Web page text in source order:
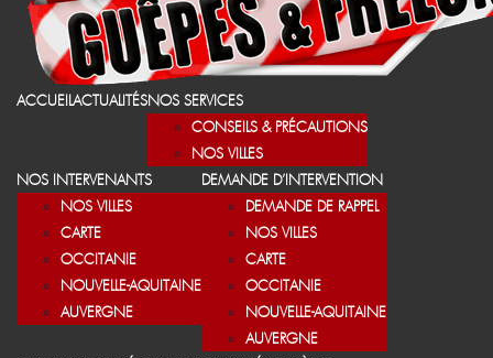
ACCUEILACTUALITÉSNOS SERVICES
CONSEILS & PRÉCAUTIONS
NOS VILLES
NOS INTERVENANTS
NOS VILLES
CARTE
OCCITANIE
NOUVELLE-AQUITAINE
AUVERGNE
DEMANDE D’INTERVENTION
DEMANDE DE RAPPEL
NOS VILLES
CARTE
OCCITANIE
NOUVELLE-AQUITAINE
AUVERGNE